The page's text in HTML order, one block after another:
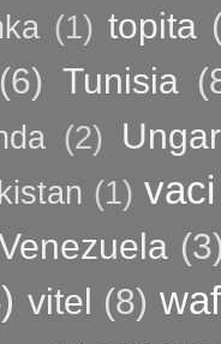
(1) topita
(6) Tunisia
(2)
(1) vaci
vitel (8)